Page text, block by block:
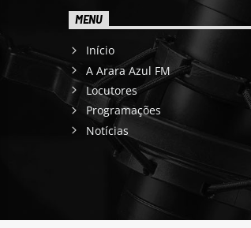
MENU
Início
A Arara Azul FM
Locutores
Programações
Notícias